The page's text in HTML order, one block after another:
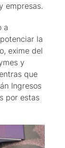
empresas.
a
la
exime del
y
que
Ingresos
por estas